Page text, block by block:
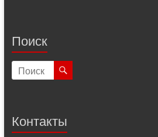
Поиск
Контакты